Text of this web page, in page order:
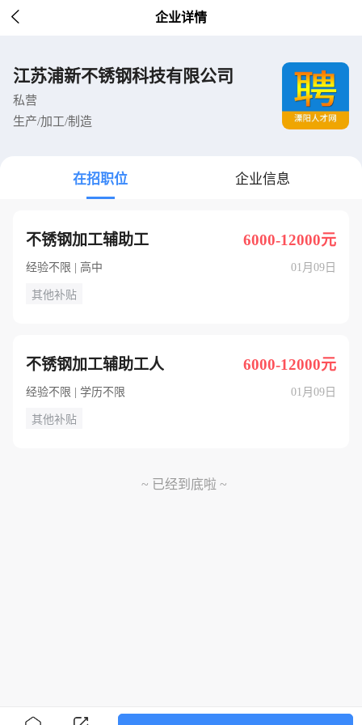
 企业详情
江苏浦新不锈钢科技有限公司
私营
生产/加工/制造
在招职位 企业信息
不锈钢加工辅助工 6000-12000元
经验不限 | 高中 01月09日
其他补贴
不锈钢加工辅助工人 6000-12000元
经验不限 | 学历不限 01月09日
其他补贴
~ 已经到底啦 ~